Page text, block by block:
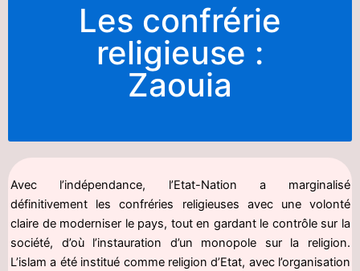
Les confrérie
religieuse :
Zaouia
Avec l’indépendance, l’Etat-Nation a marginalisé
définitivement les confréries religieuses avec une volonté
claire de moderniser le pays, tout en gardant le contrôle sur la
société, d’où l’instauration d’un monopole sur la religion.
L’islam a été institué comme religion d’Etat, avec l’organisation